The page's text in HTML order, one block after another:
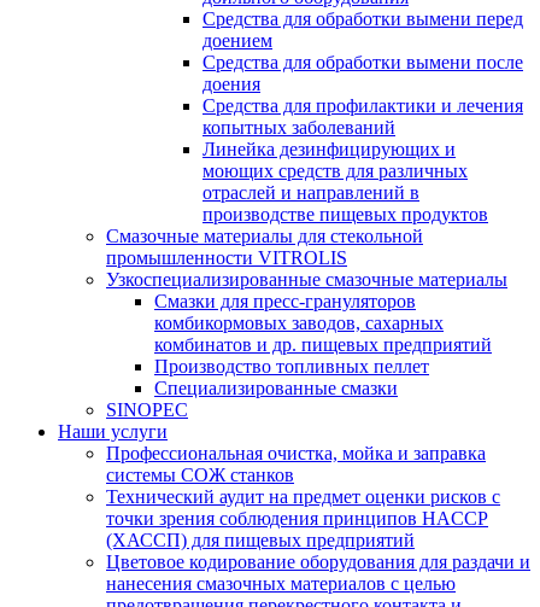
Средства для обработки вымени перед
доением
Средства для обработки вымени после
доения
Средства для профилактики и лечения
копытных заболеваний
Линейка дезинфицирующих и
моющих средств для различных
отраслей и направлений в
производстве пищевых продуктов
Смазочные материалы для стекольной
промышленности VITROLIS
Узкоспециализированные смазочные материалы
Смазки для пресс-грануляторов
комбикормовых заводов, сахарных
комбинатов и др. пищевых предприятий
Производство топливных пеллет
Специализированные смазки
SINOPEC
Наши услуги
Профессиональная очистка, мойка и заправка
системы СОЖ станков
Технический аудит на предмет оценки рисков с
точки зрения соблюдения принципов HACCP
(ХАССП) для пищевых предприятий
Цветовое кодирование оборудования для раздачи и
нанесения смазочных материалов с целью